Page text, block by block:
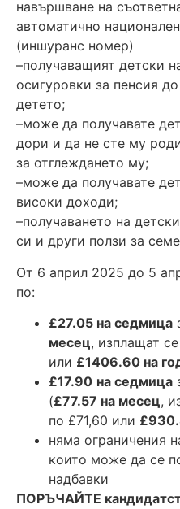
навършване на
автоматично
(иншуранс номер)
–получаващият детски
осигуровки за пенсия
детето;
–може да получавате
дори и да не сте му
за отглеждането му;
–може да получавате
високи доходи;
–получаването на
си и други ползи за
От 6 април 2025 до 5
по:
£27.05 на седмица
месец, изплащат
или £1406.60 на
£17.90 на седмица
(£77.57 на месец,
по £71,60 или
няма ограничения
които може да се
надбавки
ПОРЪЧАЙТЕ